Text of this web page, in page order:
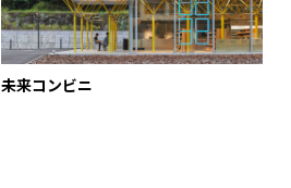
未来コンビニ